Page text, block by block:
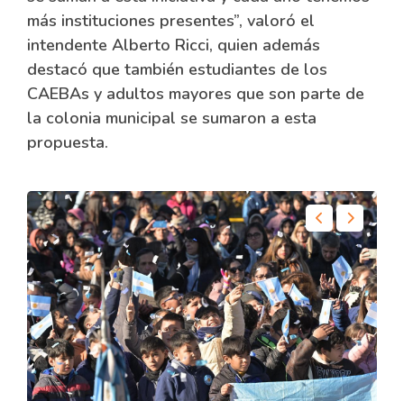
más instituciones presentes”, valoró el
intendente Alberto Ricci, quien además
destacó que también estudiantes de los
CAEBAs y adultos mayores que son parte de
la colonia municipal se sumaron a esta
propuesta.